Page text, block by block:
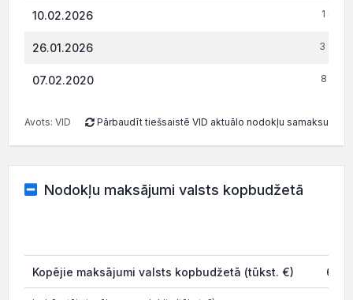
10.02.2026 1
26.01.2026 3
07.02.2020 8
Avots: VID Pārbaudīt tiešsaistē VID aktuālo nodokļu samaksu
Nodokļu maksājumi valsts kopbudžetā
Kopējie maksājumi valsts kopbudžetā (tūkst. €)